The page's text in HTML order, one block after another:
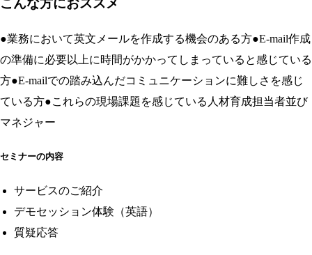
こんな方におススメ
●業務において英文メールを作成する機会のある方●E-mail作成
の準備に必要以上に時間がかかってしまっていると感じている
方●E-mailでの踏み込んだコミュニケーションに難しさを感じ
ている方●これらの現場課題を感じている人材育成担当者並び
マネジャー
セミナーの内容
サービスのご紹介
デモセッション体験（英語）
質疑応答